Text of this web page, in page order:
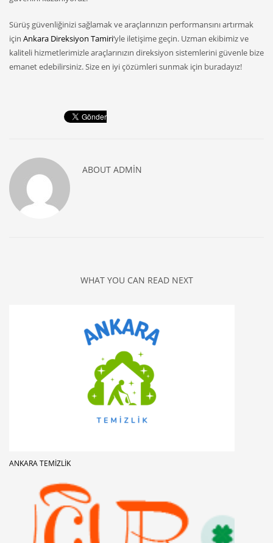
Sürüş güvenliğinizi sağlamak ve araçlarınızın performansını artırmak
için Ankara Direksiyon Tamiri‘yle iletişime geçin. Uzman ekibimiz ve
kaliteli hizmetlerimizle araçlarınızın direksiyon sistemlerini güvenle bize
emanet edebilirsiniz. Size en iyi çözümleri sunmak için buradayız!
ABOUT ADMIN
WHAT YOU CAN READ NEXT
ANKARA TEMIZLIK